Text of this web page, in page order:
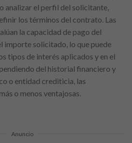
analizar el perfil del solicitante,
los términos del contrato. Las
la capacidad de pago del
importe solicitado, lo que puede
tipos de interés aplicados y en el
del historial financiero y
o entidad crediticia, las
o menos ventajosas.
Anuncio